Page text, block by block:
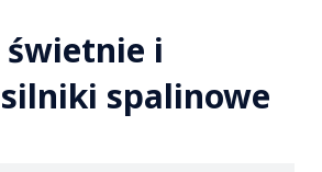
i
spalinowe